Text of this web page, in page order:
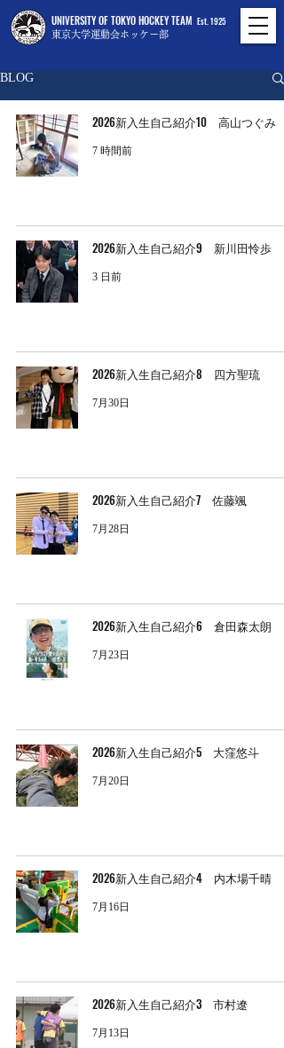
UNIVERSITY OF TOKYO HOCKEY TEAM
東京大学運動会ホッケー部
Est. 1925
BLOG
2026新入生自己紹介10 高山つぐみ
7 時間前
2026新入生自己紹介9 新川田怜歩
3 日前
2026新入生自己紹介8 四方聖琉
7月30日
2026新入生自己紹介7 佐藤颯
7月28日
2026新入生自己紹介6 倉田森太朗
7月23日
2026新入生自己紹介5 大窪悠斗
7月20日
2026新入生自己紹介4 内木場千晴
7月16日
2026新入生自己紹介3 市村遼
7月13日